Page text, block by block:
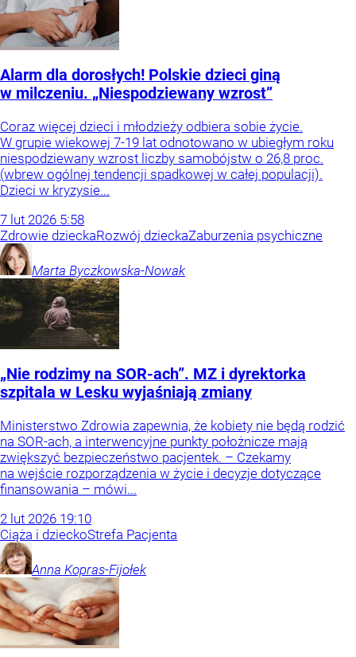
Alarm dla dorosłych! Polskie dzieci giną
w milczeniu. „Niespodziewany wzrost”
Coraz więcej dzieci i młodzieży odbiera sobie życie.
W grupie wiekowej 7-19 lat odnotowano w ubiegłym roku
niespodziewany wzrost liczby samobójstw o 26,8 proc.
(wbrew ogólnej tendencji spadkowej w całej populacji).
Dzieci w kryzysie...
7 lut 2026 5:58
Zdrowie dzieckaRozwój dzieckaZaburzenia psychiczne
Marta Byczkowska-Nowak
„Nie rodzimy na SOR-ach”. MZ i dyrektorka
szpitala w Lesku wyjaśniają zmiany
Ministerstwo Zdrowia zapewnia, że kobiety nie będą rodzić
na SOR-ach, a interwencyjne punkty położnicze mają
zwiększyć bezpieczeństwo pacjentek. – Czekamy
na wejście rozporządzenia w życie i decyzje dotyczące
finansowania – mówi...
2 lut 2026 19:10
Ciąża i dzieckoStrefa Pacjenta
Anna Kopras-Fijołek